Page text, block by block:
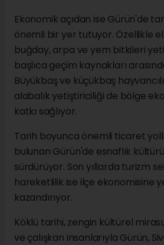
Ekonomik açıdan ise Gürün'de
önemli bir yer tutuyor. Özellikle
buğday, arpa ve yem bitkileri
başlıca geçim kaynakları
Büyükbaş ve küçükbaş
alabalık yetiştiriciliği de bölge
katkı sağlıyor.
Tarih boyunca önemli ticaret
bulunan Gürün'de esnaflık kültürü
sürdürüyor. Son yıllarda turizm
hareketlilik ise ilçe ekonomisine
kazandırıyor.
Köklü tarihi, zengin kültürel
ve çalışkan insanlarıyla Gürün,